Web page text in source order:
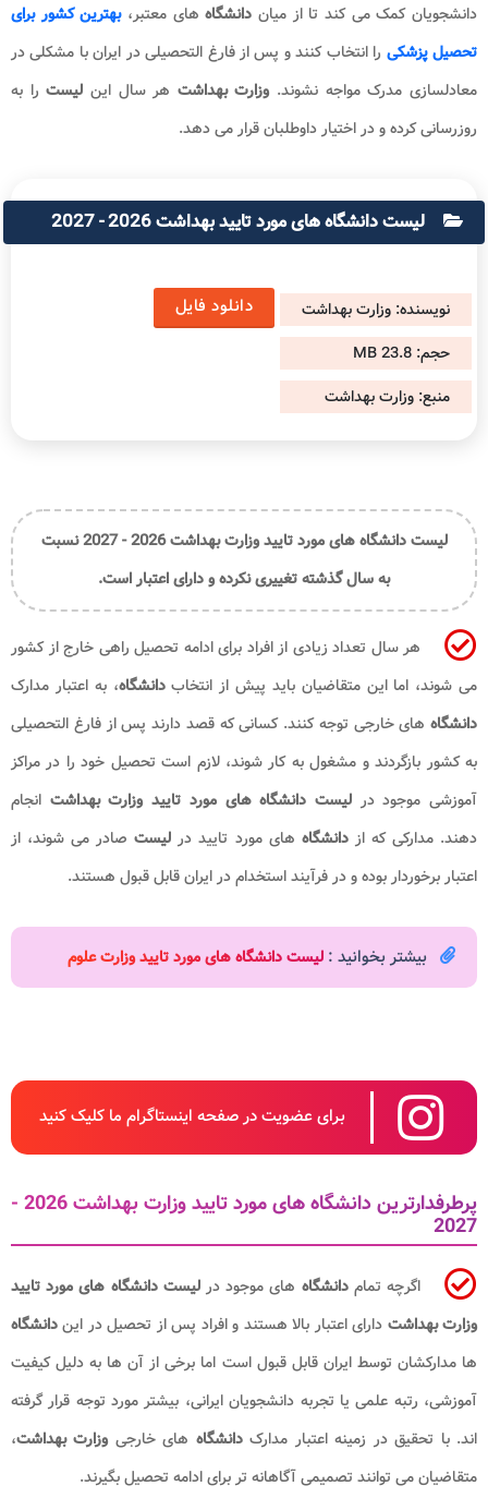
دانشجویان کمک می کند تا از میان دانشگاه های معتبر،بهترین کشور برای
تحصیل پزشکی را انتخاب کنند و پس از فارغ التحصیلی در ایران با مشکلی در
معادلسازی مدرک مواجه نشوند. وزارت بهداشت هر سال این لیست را به
روزرسانی کرده و در اختیار داوطلبان قرار می دهد.
لیست دانشگاه های مورد تایید بهداشت 2026 - 2027
نویسنده: وزارت بهداشت
حجم: 23.8 MB
منبع: وزارت بهداشت
دانلود فایل
لیست دانشگاه های مورد تایید وزارت بهداشت
2026 - 2027 نسبت
به سال گذشته تغییری نکرده و دارای اعتبار است.
هر سال تعداد زیادی از افراد برای ادامه تحصیل راهی خارج از کشور
می شوند، اما این متقاضیان باید پیش از انتخابدانشگاه، به اعتبار مدارک
دانشگاه های خارجی توجه کنند. کسانی که قصد دارند پس از فارغ التحصیلی
به کشور بازگردند و مشغول به کار شوند، لازم است تحصیل خود را در مراکز
آموزشی موجود درلیست دانشگاه های مورد تایید وزارت بهداشت انجام
دهند. مدارکی که ازدانشگاه های مورد تایید در لیستصادر می شوند، از
اعتبار برخوردار بوده و در فرآیند استخدام در ایران قابل قبول هستند.
بیشتر بخوانید : لیست دانشگاه های مورد تایید وزارت علوم
برای عضویت در صفحه اینستاگرام ما کلیک کنید
پرطرفدارترین دانشگاه های مورد تایید وزارت بهداشت 2026 -
2027
اگرچه تمامدانشگاه های موجود درلیست دانشگاه های مورد تایید
وزارت بهداشت دارای اعتبار بالا هستند و افراد پس از تحصیل در ایندانشگاه
ها مدارکشان توسط ایران قابل قبول است اما برخی از آن ها به دلیل کیفیت
آموزشی، رتبه علمی یا تجربه دانشجویان ایرانی، بیشتر مورد توجه قرار گرفته
اند. با تحقیق در زمینه اعتبار مدارکدانشگاه های خارجی وزارت بهداشت،
متقاضیان می توانند تصمیمی آگاهانه تر برای ادامه تحصیل بگیرند.